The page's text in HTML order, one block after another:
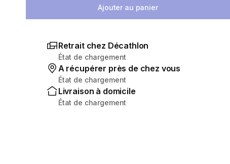
Ajouter au panier
Retrait chez Décathlon
État de chargement
A récupérer près de chez vous
État de chargement
Livraison à domicile
État de chargement